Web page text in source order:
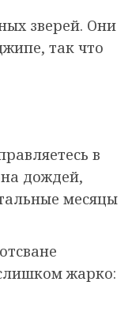
зверей. Они
так что
в
дождей,
месяцы
жарко: